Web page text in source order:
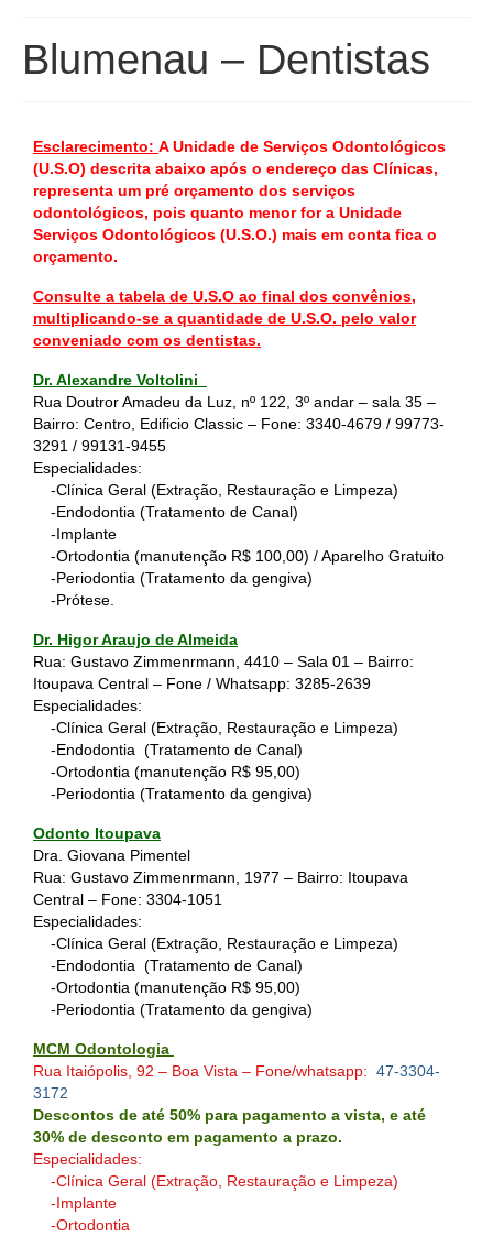
Blumenau – Dentistas
Esclarecimento: A Unidade de Serviços Odontológicos
(U.S.O) descrita abaixo após o endereço das Clínicas,
representa um pré orçamento dos serviços
odontológicos, pois quanto menor for a Unidade
Serviços Odontológicos (U.S.O.) mais em conta fica o
orçamento.
Consulte a tabela de U.S.O ao final dos convênios,
multiplicando-se a quantidade de U.S.O. pelo valor
conveniado com os dentistas.
Dr. Alexandre Voltolini
Rua Doutror Amadeu da Luz, nº 122, 3º andar – sala 35 –
Bairro: Centro, Edificio Classic – Fone: 3340-4679 / 99773-
3291 / 99131-9455
Especialidades:
-Clínica Geral (Extração, Restauração e Limpeza)
-Endodontia (Tratamento de Canal)
-Implante
-Ortodontia (manutenção R$ 100,00) / Aparelho Gratuito
-Periodontia (Tratamento da gengiva)
-Prótese.
Dr. Higor Araujo de Almeida
Rua: Gustavo Zimmenrmann, 4410 – Sala 01 – Bairro:
Itoupava Central – Fone / Whatsapp: 3285-2639
Especialidades:
-Clínica Geral (Extração, Restauração e Limpeza)
-Endodontia (Tratamento de Canal)
-Ortodontia (manutenção R$ 95,00)
-Periodontia (Tratamento da gengiva)
Odonto Itoupava
Dra. Giovana Pimentel
Rua: Gustavo Zimmenrmann, 1977 – Bairro: Itoupava
Central – Fone: 3304-1051
Especialidades:
-Clínica Geral (Extração, Restauração e Limpeza)
-Endodontia (Tratamento de Canal)
-Ortodontia (manutenção R$ 95,00)
-Periodontia (Tratamento da gengiva)
MCM Odontologia
Rua Itaiópolis, 92 – Boa Vista – Fone/whatsapp: 47-3304-
3172
Descontos de até 50% para pagamento a vista, e até
30% de desconto em pagamento a prazo.
Especialidades:
-Clínica Geral (Extração, Restauração e Limpeza)
-Implante
-Ortodontia